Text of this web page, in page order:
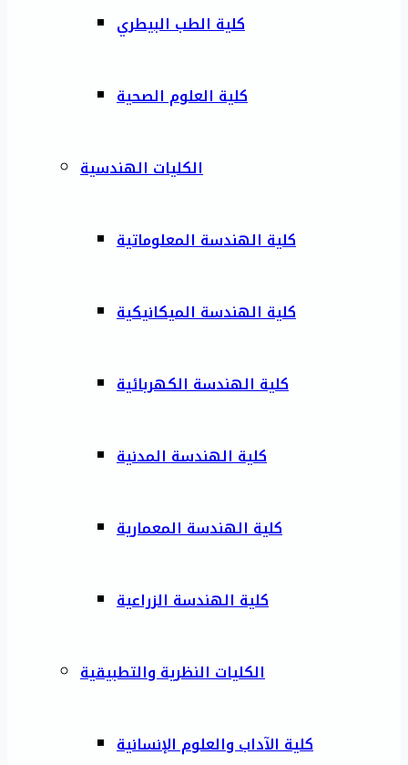
كلية الطب البيطري
كلية العلوم الصحية
الكليات الهندسية
كلية الهندسة المعلوماتية
كلية الهندسة الميكانيكية
كلية الهندسة الكهربائية
كلية الهندسة المدنية
كلية الهندسة المعمارية
كلية الهندسة الزراعية
الكليات النظرية والتطبيقية
كلية الآداب والعلوم الإنسانية